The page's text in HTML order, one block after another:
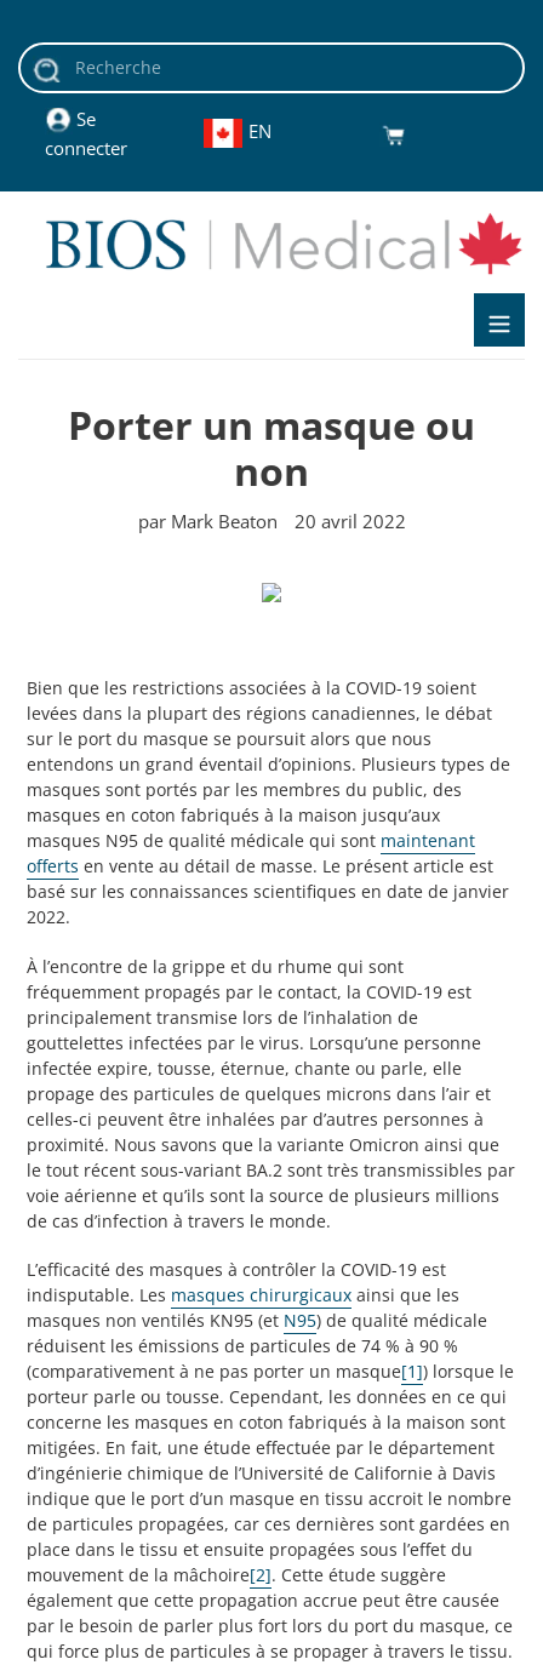
contenu
Se
connecter
EN
Porter un masque ou
non
par Mark Beaton 20 avril 2022
Bien que les restrictions associées à la COVID-19 soient
levées dans la plupart des régions canadiennes, le débat
sur le port du masque se poursuit alors que nous
entendons un grand éventail d’opinions. Plusieurs types de
masques sont portés par les membres du public, des
masques en coton fabriqués à la maison jusqu’aux
masques N95 de qualité médicale qui sont maintenant
offerts en vente au détail de masse. Le présent article est
basé sur les connaissances scientifiques en date de janvier
2022.
À l’encontre de la grippe et du rhume qui sont
fréquemment propagés par le contact, la COVID-19 est
principalement transmise lors de l’inhalation de
gouttelettes infectées par le virus. Lorsqu’une personne
infectée expire, tousse, éternue, chante ou parle, elle
propage des particules de quelques microns dans l’air et
celles-ci peuvent être inhalées par d’autres personnes à
proximité. Nous savons que la variante Omicron ainsi que
le tout récent sous-variant BA.2 sont très transmissibles par
voie aérienne et qu’ils sont la source de plusieurs millions
de cas d’infection à travers le monde.
L’efficacité des masques à contrôler la COVID-19 est
indisputable. Les masques chirurgicaux ainsi que les
masques non ventilés KN95 (et N95) de qualité médicale
réduisent les émissions de particules de 74 % à 90 %
(comparativement à ne pas porter un masque[1]) lorsque le
porteur parle ou tousse. Cependant, les données en ce qui
concerne les masques en coton fabriqués à la maison sont
mitigées. En fait, une étude effectuée par le département
d’ingénierie chimique de l’Université de Californie à Davis
indique que le port d’un masque en tissu accroit le nombre
de particules propagées, car ces dernières sont gardées en
place dans le tissu et ensuite propagées sous l’effet du
mouvement de la mâchoire[2]. Cette étude suggère
également que cette propagation accrue peut être causée
par le besoin de parler plus fort lors du port du masque, ce
qui force plus de particules à se propager à travers le tissu.